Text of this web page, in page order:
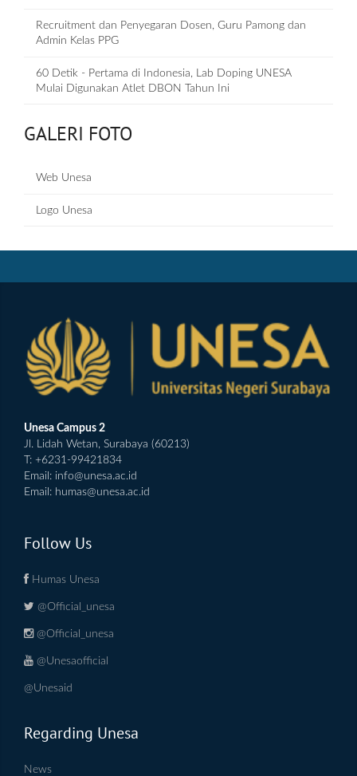
Recruitment dan Penyegaran Dosen, Guru Pamong dan
Admin Kelas PPG
60 Detik - Pertama di Indonesia, Lab Doping UNESA
Mulai Digunakan Atlet DBON Tahun Ini
GALERI FOTO
Web Unesa
Logo Unesa
Unesa Campus 2
Jl. Lidah Wetan, Surabaya (60213)
T: +6231-99421834
Email: info@unesa.ac.id
Email: humas@unesa.ac.id
Follow Us
Humas Unesa
@Official_unesa
@Official_unesa
@Unesaofficial
@Unesaid
Regarding Unesa
News